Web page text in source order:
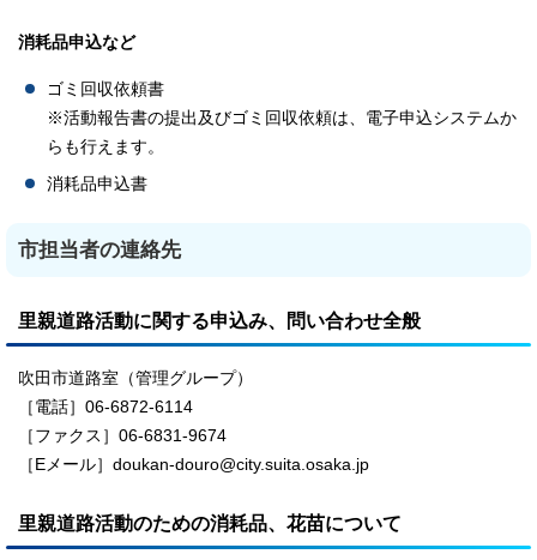
消耗品申込など
ゴミ回収依頼書
※活動報告書の提出及びゴミ回収依頼は、電子申込システムか
らも行えます。
消耗品申込書
市担当者の連絡先
里親道路活動に関する申込み、問い合わせ全般
吹田市道路室（管理グループ）
［電話］06-6872-6114
［ファクス］06-6831-9674
［Eメール］doukan-douro@city.suita.osaka.jp
里親道路活動のための消耗品、花苗について